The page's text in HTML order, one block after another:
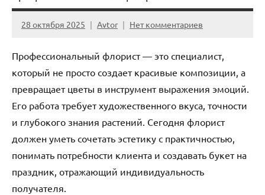
28 октября 2025 Avtor Нет комментариев
Профессиональный флорист — это специалист,
который не просто создает красивые композиции, а
превращает цветы в инструмент выражения эмоций.
Его работа требует художественного вкуса, точности
и глубокого знания растений. Сегодня флорист
должен уметь сочетать эстетику с практичностью,
понимать потребности клиента и создавать букет на
праздник, отражающий индивидуальность
получателя.